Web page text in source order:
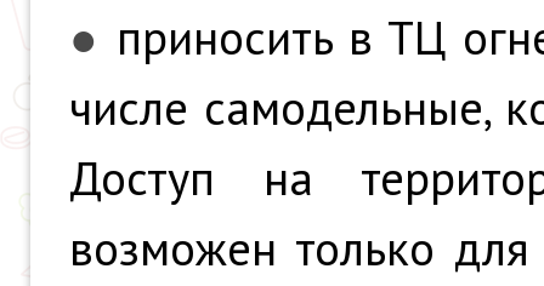
● приносить в ТЦ
числе самодельные,
Доступ на
возможен только